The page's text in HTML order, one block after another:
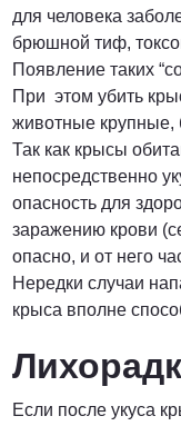
для человека
брюшной тиф,
Появление таких
При этом убить
животные крупные,
Так как крысы
непосредственно
опасность для
заражению крови
опасно, и от него
Нередки случаи
крыса вполне
Если после укуса